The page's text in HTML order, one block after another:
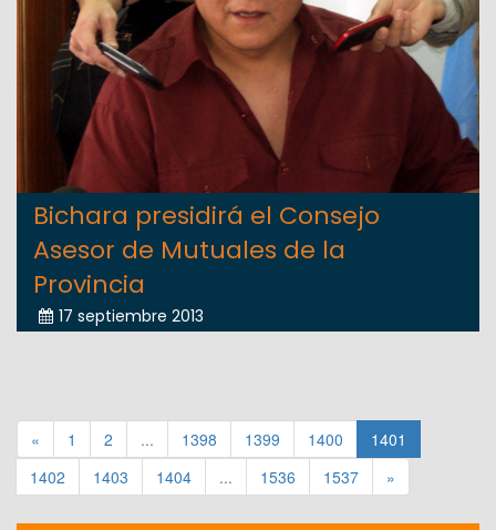
Bichara presidirá el Consejo
Asesor de Mutuales de la
Provincia
17 septiembre 2013
« 1 2 ... 1398 1399 1400
1401
1402
1403 1404 ... 1536 1537 »